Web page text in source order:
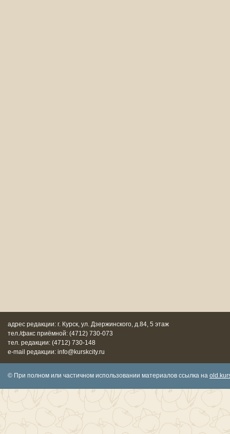
адрес редакции: г. Курск, ул. Дзержинского, д.84, 5 этаж
тел./факс приёмной: (4712) 730-073
тел. редакции: (4712) 730-148
e-mail редакции: info@kurskcity.ru
© При полном или частичном использовании материалов ссылка на